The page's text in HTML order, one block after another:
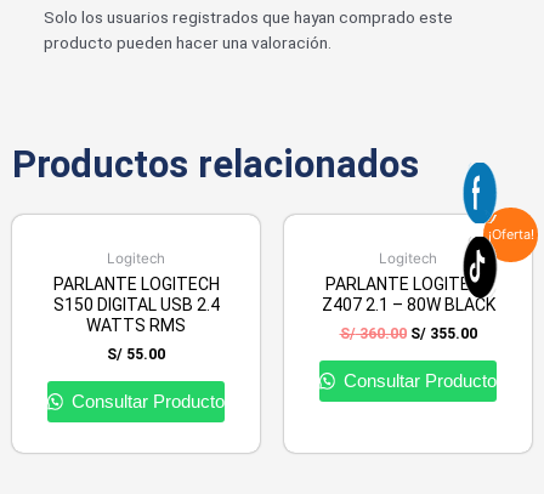
Solo los usuarios registrados que hayan comprado este
producto pueden hacer una valoración.
Productos relacionados
Logitech
PARLANTE LOGITECH
S150 DIGITAL USB 2.4
WATTS RMS
S/ 55.00
Consultar Producto
¡Oferta!
Logitech
PARLANTE LOGITECH
Z407 2.1 – 80W BLACK
S/360.00 S/355.00
Consultar Producto